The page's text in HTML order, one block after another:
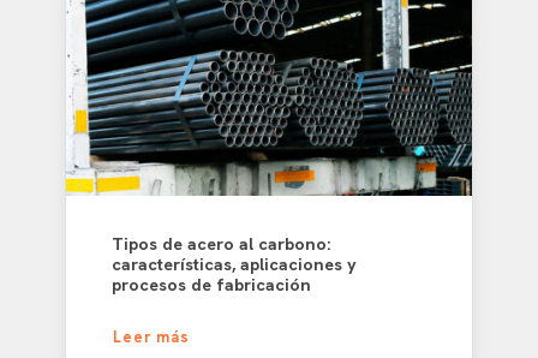
Tipos de acero al carbono:
características, aplicaciones y
procesos de fabricación
Leer más